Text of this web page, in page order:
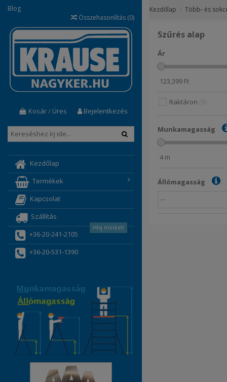
Blog
Összehasonlítás (0)
Kosár/ Üres Bejelentkezés
Kezdőlap
Termékek
Kapcsolat
Szállítás
+36-20-241-2105
Hívj minket!
+36-20-531-1390
Kezdőlap Több- és
Szűrés alap
Ár
123,399 Ft
Raktáron 3
Munkamagasság
4 m
Állómagasság